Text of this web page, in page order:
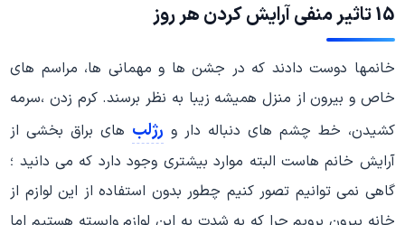
15 تاثیر منفی آرایش کردن هر روز
خانمها دوست دادند که در جشن ها و مهمانی ها، مراسم های
خاص و بیرون از منزل همیشه زیبا به نظر برسند. کرم زدن ،سرمه
کشیدن، خط چشم های دنباله دار و رژلب های براق بخشی از
آرایش خانم هاست البته موارد بیشتری وجود دارد که می دانید ؛
گاهی نمی توانیم تصور کنیم چطور بدون استفاده از این لوازم از